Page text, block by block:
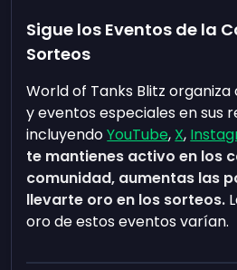
Sigue los Eventos de la
Sorteos
World of Tanks Blitz
y eventos especiales en sus
incluyendoYouTube, X,
te mantienes activo en los
comunidad, aumentas las
llevarte oro en los sorteos.
oro de estos eventos varían.